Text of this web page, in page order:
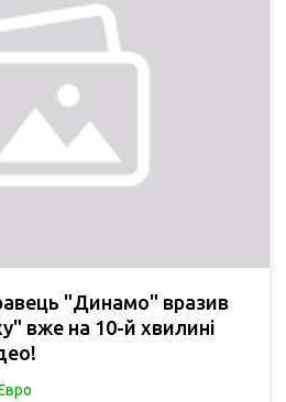
"Динамо" вразив
вже на 10-й хвилині